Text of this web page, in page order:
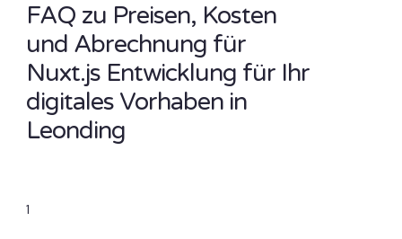
FAQ zu Preisen, Kosten
und Abrechnung für
Nuxt.js Entwicklung für Ihr
digitales Vorhaben in
Leonding
1